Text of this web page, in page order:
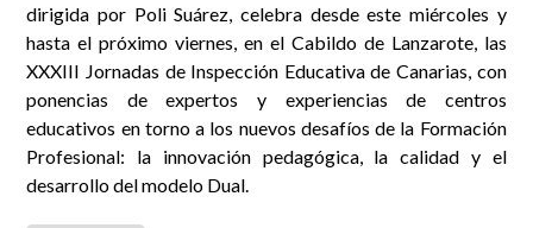
dirigida por Poli Suárez, celebra desde este miércoles y
hasta el próximo viernes, en el Cabildo de Lanzarote, las
XXXIII Jornadas de Inspección Educativa de Canarias, con
ponencias de expertos y experiencias de centros
educativos en torno a los nuevos desafíos de la Formación
Profesional: la innovación pedagógica, la calidad y el
desarrollo del modelo Dual.